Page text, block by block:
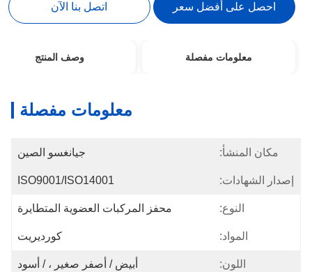
احصل على أفضل سعر اتصل بنا الآن
معلومات مفصلة وصف المنتج
معلومات مفصلة
مكان المنشأ: جيانغسو الصين
إصدار الشهادات: ISO9001/ISO14001
النوع: محفز المركبات العضوية المتطايرة
المواد: كورديريت
اللون: أبيض / أصفر صغير ، / أسود